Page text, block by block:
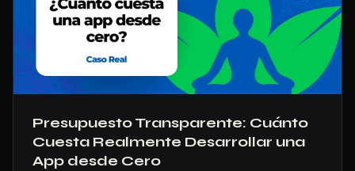
Presupuesto Transparente: Cuánto
Cuesta Realmente Desarrollar una
App desde Cero